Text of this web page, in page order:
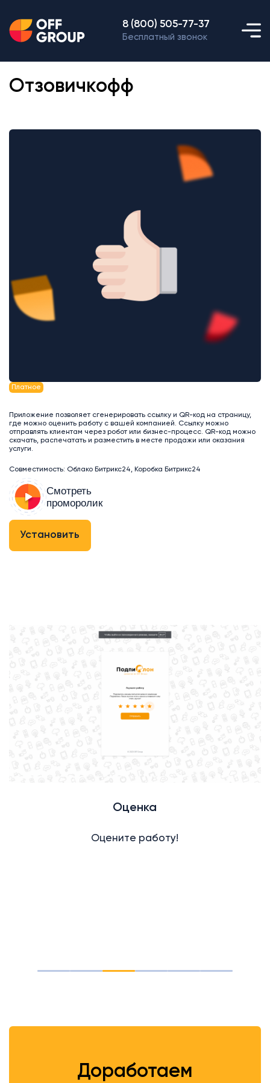
8 (800) 505-77-37
Бесплатный звонок
Отзовичкофф
Платное
Приложение позволяет сгенерировать ссылку и QR-код на страницу,
где можно оценить работу с вашей компанией. Ссылку можно
отправлять клиентам через робот или бизнес-процесс. QR-код можно
скачать, распечатать и разместить в месте продажи или оказания
услуги.
Совместимость: Облако Битрикс24, Коробка Битрикс24
Смотреть
проморолик
Установить
Оценка
Оцените работу!
Доработаем